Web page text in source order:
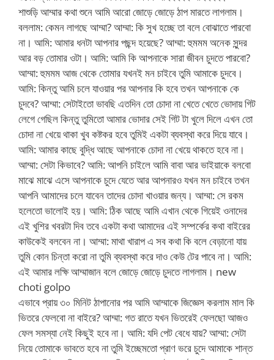
শাশুড়ি আম্মার কথা শুনে আমি আরো জোড়ে জোড়ে ঠাপ মারতে লাগলাম।
বললাম: কেমন লাগছে আম্মা? আম্মা: কি সুখ হচ্ছে তা বলে বোঝাতে পারবো
না। আমি: আমার ধনটা আপনার পছন্দ হয়েছে? আম্মা: হুমমম অনেক সুন্দর
আর বড় তোমার ওটা। আমি: আমি কি আপনাকে সারা জীবন চুদতে পারবো?
আম্মা: হুমমম আজ থেকে তোমার যখনই মন চাইবে তুমি আমাকে চুদবে।
আমি: কিন্তু আমি চলে যাওয়ার পর আপনার কি হবে তখন আপনাকে কে
চুদবে? আম্মা: সেটাইতো ভাবছি এতদিন তো চোদা না খেতে খেতে ভোদায় গিট
লেগে গেছিল কিন্তু তুমিতো আমার ভোদার সেই গিট টা খুলে দিলে এখন তো
চোদা না খেয়ে থাকা খুব কষ্টকর হবে তুমিই একটা ব্যবস্থা করে দিয়ে যাবে।
আমি: আমার কাছে বুদ্ধি আছে আপনাকে চোদা না খেয়ে থাকতে হবে না।
আম্মা: সেটা কিভাবে? আমি: আপনি চাইলে আমি বাবা আর ভাইয়াকে বলবো
মাঝে মাঝে এসে আপনাকে চুদে যেতে আর আপনারও যখন মন চাইবে তখন
আপনি আমাদের চলে যাবেন তাদের চোদা খাওয়ার জন্য। আম্মা: সে রকম
হলেতো ভালোই হয়। আমি: ঠিক আছে আমি এখান থেকে গিয়েই ওনাদের
এই খুশির খবরটা দিব তবে একটা কথা আমাদের এই সম্পর্কের কথা বাইরের
কাউকেই বলবেন না। আম্মা: মাথা খারাপ এ সব কথা কি বলে বেড়ানো যায়
তুমি কোন চিন্তা করো না তুমি ব্যবস্থা করে দাও কেউ টের পাবে না। আমি:
এই আমার লক্ষি আম্মাজান বলে জোড়ে জোড়ে চুদতে লাগলাম। new
choti golpo
এভাবে প্রায় ৩০ মিনিট ঠাপানোর পর আমি আম্মাকে জিজ্ঞেস করলাম মাল কি
ভিতরে ফেলবো না বাইরে? আম্মা: গত রাতে যখন ভিতরেই ফেলছো আজও
ফেল সমস্যা নেই কিছুই হবে না। আমি: যদি পেট বেধে যায়? আম্মা: সেটা
নিয়ে তোমাকে ভাবতে হবে না তুমি ইচ্ছেমতো প্রাণ ভরে চুদে আমাকে শান্ত